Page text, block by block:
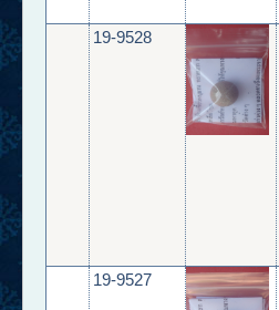
19-9528
19-9527